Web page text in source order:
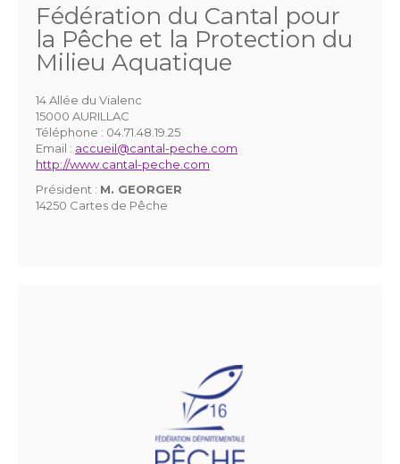
Fédération du Cantal pour
la Pêche et la Protection du
Milieu Aquatique
14 Allée du Vialenc
15000 AURILLAC
Téléphone : 04.71.48.19.25
Email : accueil@cantal-peche.com
http://www.cantal-peche.com
Président : M. GEORGER
14250 Cartes de Pêche